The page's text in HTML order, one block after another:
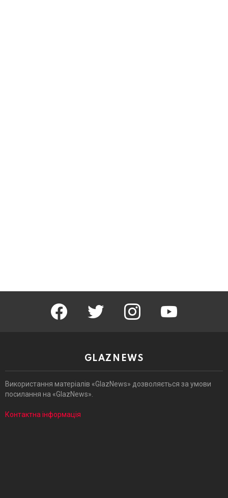
facebook twitter instagram
GLAZNEWS
Використання матеріалів «GlazNews» дозволяється за умови
посилання на «GlazNews».
Контактна інформація